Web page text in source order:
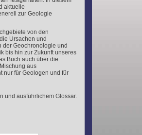
aktuelle
zur Geologie
von den
Ursachen und
der Geochronologie und
bis hin zur Zukunft unseres
Buch auch über die
aus
nur für Geologen und für
und ausführlichem Glossar.